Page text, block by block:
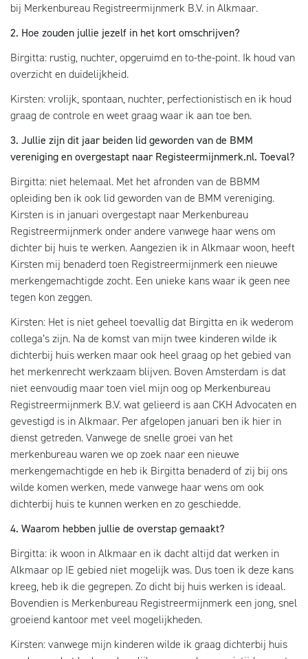
bij Merkenbureau Registreermijnmerk B.V. in Alkmaar.
2. Hoe zouden jullie jezelf in het kort omschrijven?
Birgitta: rustig, nuchter, opgeruimd en to-the-point. Ik houd van
overzicht en duidelijkheid.
Kirsten: vrolijk, spontaan, nuchter, perfectionistisch en ik houd
graag de controle en weet graag waar ik aan toe ben.
3. Jullie zijn dit jaar beiden lid geworden van de BMM
vereniging en overgestapt naar Registeermijnmerk.nl. Toeval?
Birgitta: niet helemaal. Met het afronden van de BBMM
opleiding ben ik ook lid geworden van de BMM vereniging.
Kirsten is in januari overgestapt naar Merkenbureau
Registreermijnmerk onder andere vanwege haar wens om
dichter bij huis te werken. Aangezien ik in Alkmaar woon, heeft
Kirsten mij benaderd toen Registreermijnmerk een nieuwe
merkengemachtigde zocht. Een unieke kans waar ik geen nee
tegen kon zeggen.
Kirsten: Het is niet geheel toevallig dat Birgitta en ik wederom
collega’s zijn. Na de komst van mijn twee kinderen wilde ik
dichterbij huis werken maar ook heel graag op het gebied van
het merkenrecht werkzaam blijven. Boven Amsterdam is dat
niet eenvoudig maar toen viel mijn oog op Merkenbureau
Registreermijnmerk B.V. wat gelieerd is aan CKH Advocaten en
gevestigd is in Alkmaar. Per afgelopen januari ben ik hier in
dienst getreden. Vanwege de snelle groei van het
merkenbureau waren we op zoek naar een nieuwe
merkengemachtigde en heb ik Birgitta benaderd of zij bij ons
wilde komen werken, mede vanwege haar wens om ook
dichterbij huis te kunnen werken en zo geschiedde.
4. Waarom hebben jullie de overstap gemaakt?
Birgitta: ik woon in Alkmaar en ik dacht altijd dat werken in
Alkmaar op IE gebied niet mogelijk was. Dus toen ik deze kans
kreeg, heb ik die gegrepen. Zo dicht bij huis werken is ideaal.
Bovendien is Merkenbureau Registreermijnmerk een jong, snel
groeiend kantoor met veel mogelijkheden.
Kirsten: vanwege mijn kinderen wilde ik graag dichterbij huis